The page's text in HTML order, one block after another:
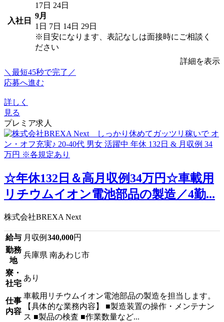
入社日
17日 24日
9月
1日 7日 14日 29日
※目安になります、表記なしは面接時にご相談く
ださい
詳細を表示
＼最短45秒で完了／
応募へ進む
詳しく
見る
プレミア求人
☆年休132日＆高月収例34万円☆車載用
リチウムイオン電池部品の製造／4勤...
株式会社BREXA Next
給与 月収例 340,000円
勤務
地
兵庫県 南あわじ市
寮・
社宅
あり
仕事
内容
車載用リチウムイオン電池部品の製造を担当します。
【具体的な業務内容】 ■製造装置の操作・メンテナン
ス ■製品の検査 ■作業数量など...